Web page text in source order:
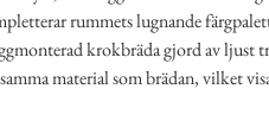
rummets lugnande
krokbräda gjord av ljust
material som brädan, vilket